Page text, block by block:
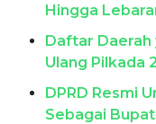
Hingga
Daftar Daerah
Ulang Pilkada
DPRD Resmi
Sebagai